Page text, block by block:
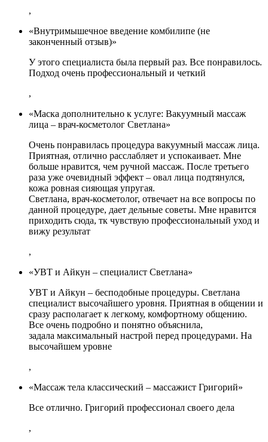
,
«Внутримышечное введение комбилипе (не
законченный отзыв)»
У этого специалиста была первый раз. Все понравилось.
Подход очень профессиональный и четкий
,
«Маска дополнительно к услуге: Вакуумный массаж
лица – врач-косметолог Светлана»
Очень понравилась процедура вакуумный массаж лица.
Приятная, отлично расслабляет и успокаивает. Мне
больше нравится, чем ручной массаж. После третьего
раза уже очевидный эффект – овал лица подтянулся,
кожа ровная сияющая упругая.
Светлана, врач-косметолог, отвечает на все вопросы по
данной процедуре, дает дельные советы. Мне нравится
приходить сюда, тк чувствую профессиональный уход и
вижу результат
,
«УВТ и Айкун – специалист Светлана»
УВТ и Айкун – бесподобные процедуры. Светлана
специалист высочайшего уровня. Приятная в общении и
сразу располагает к легкому, комфортному общению.
Все очень подробно и понятно объяснила,
задала максимальный настрой перед процедурами. На
высочайшем уровне
,
«Массаж тела классический – массажист Григорий»
Все отлично. Григорий профессионал своего дела
,